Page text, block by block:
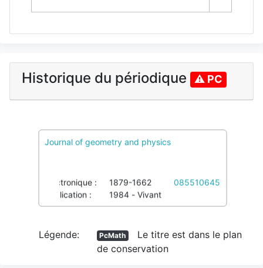
Historique du périodique ⚠ PC
Journal of geometry and physics
Électronique :
1879-1662
085510645
Publication :
1984 - Vivant
Légende: PcMath
Le titre est dans le plan
de conservation